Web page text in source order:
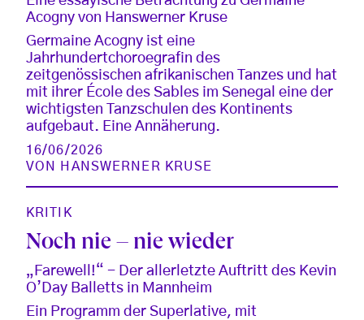
Acogny von Hanswerner Kruse
Germaine Acogny ist eine
Jahrhundertchoroegrafin des
zeitgenössischen afrikanischen Tanzes und hat
mit ihrer École des Sables im Senegal eine der
wichtigsten Tanzschulen des Kontinents
aufgebaut. Eine Annäherung.
16/06/2026
VON
HANSWERNER KRUSE
KRITIK
Noch nie – nie wieder
„Farewell!“ - Der allerletzte Auftritt des Kevin
O’Day Balletts in Mannheim
Ein Programm der Superlative, mit